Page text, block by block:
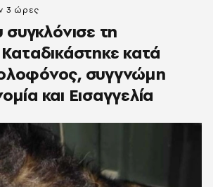
συγκλόνισε τη
κατά
συγγνώμη
και Εισαγγελία
3 ώρες